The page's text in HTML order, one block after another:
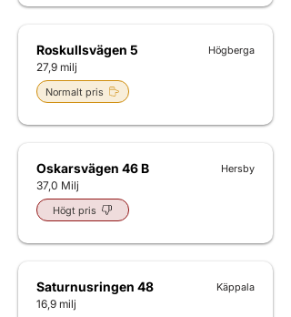
Roskullsvägen 5
27,9 milj
Normalt pris
Högberga
Oskarsvägen 46 B
37,0 Milj
Högt pris
Hersby
Saturnusringen 48
16,9 milj
Käppala